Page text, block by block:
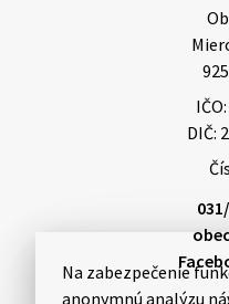
Na zabezpečenie
anonymnú analýzu
Smútočný oznam:
hlbokým zármutkom
73 rokov nás opustila
Tanková. Pohreb
5. augusta 2026 12:59
Miestne oznamy:
DIČ: